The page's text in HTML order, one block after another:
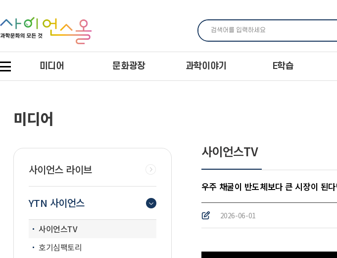
미디어 문화광장 과학이야기 E학습
사이언스TV
미디어
사이언스 라이브
YTN 사이언스
사이언스TV
호기심팩토리
우주 채굴이 반도체보다 큰 시장이 된
2026-06-01